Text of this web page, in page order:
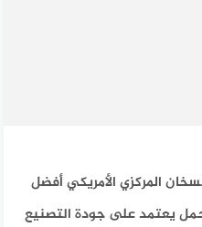
المركزي الأمريكي أفضل
يعتمد على جودة التصنيع